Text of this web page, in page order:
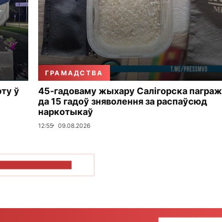
ў
ГРАМАДСТВА
45-гадоваму жыхару Салігорска
да 15 гадоў зняволення за распаўсюд
наркотыкаў
12:55 09.08.2026